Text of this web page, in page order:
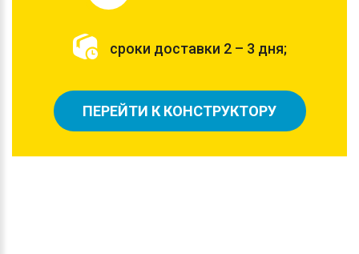
сроки доставки 2 – 3 дня;
ПЕРЕЙТИ К КОНСТРУКТОРУ